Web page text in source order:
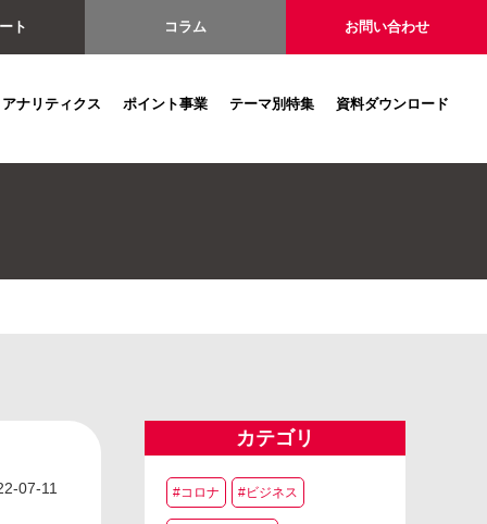
ト コラム お問い合わせ
アナリティクス ポイント事業 テーマ別特集 資料ダウンロード
07-11
カテゴリ
#コロナ #ビジネス